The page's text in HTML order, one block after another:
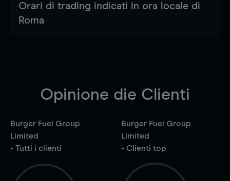
Orari di trading indicati in ora locale di
Roma
Opinione die Clienti
Burger Fuel Group
Limited
- Tutti i clienti
Burger Fuel Group
Limited
- Clienti top